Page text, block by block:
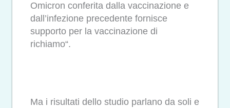
Omicron conferita dalla vaccinazione e
dall’infezione precedente fornisce
supporto per la vaccinazione di
richiamo“.
Ma i risultati dello studio parlano da soli e